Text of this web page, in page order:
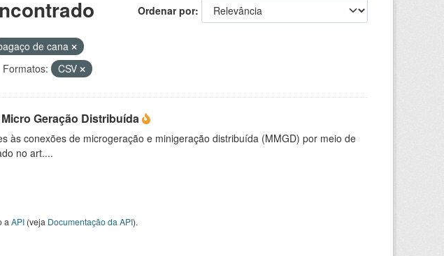
Ordenar por
de cana
Formatos: CSV
Geração Distribuída
às conexões de microgeração e minigeração distribuída (MMGD) por meio de
no art....
a API(veja Documentação da API).